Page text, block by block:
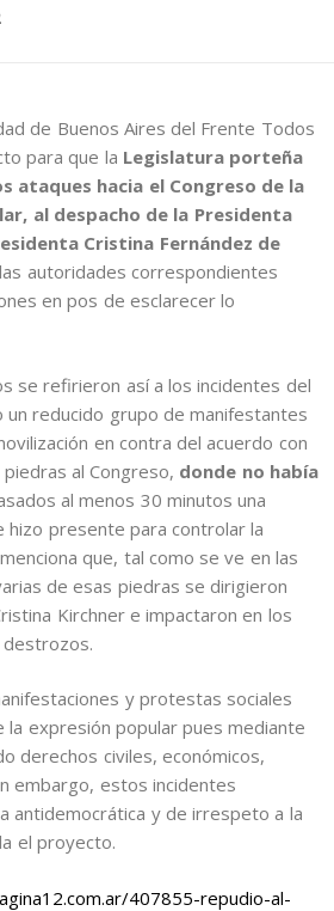
de Buenos Aires del Frente Todos
para que la Legislatura porteña
ataques hacia el Congreso de la
al despacho de la Presidenta
Cristina Fernández de
autoridades correspondientes
en pos de esclarecer lo
se refirieron así a los incidentes del
un reducido grupo de manifestantes
en contra del acuerdo con
al Congreso, donde no había
al menos 30 minutos una
hizo presente para controlar la
que, tal como se ve en las
de esas piedras se dirigieron
Kirchner e impactaron en los
y protestas sociales
expresión popular pues mediante
derechos civiles, económicos,
embargo, estos incidentes
antidemocrática y de irrespeto a la
el proyecto.
407855-repudio-al-